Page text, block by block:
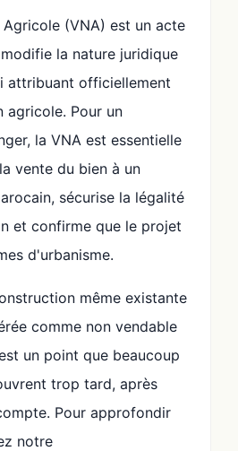
(VNA) est un acte
la nature juridique
attribuant officiellement
agricole. Pour un
la VNA est essentielle
vente du bien à un
sécurise la légalité
et confirme que le projet
d'urbanisme.
même existante
comme non vendable
un point que beaucoup
trop tard, après
Pour approfondir
notre